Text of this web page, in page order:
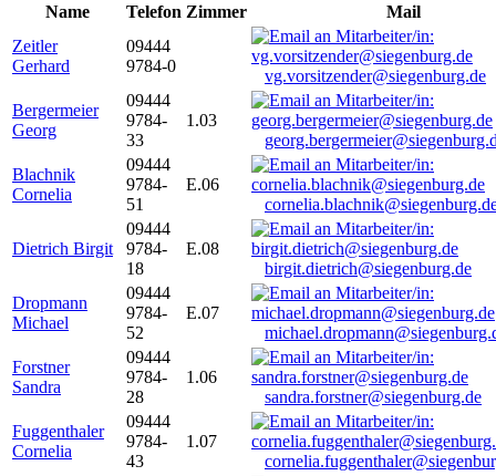
Name
Telefon Zimmer
Mail
Zeitler
Gerhard
09444
9784-0
vg.vorsitzender@siegenburg.de
Bergermeier
Georg
09444
9784-
33
1.03
Blachnik
Cornelia
09444
9784-
51
E.06
Dietrich Birgit
09444
9784-
18
E.08
birgit.dietrich@siegenburg.de
Dropmann
Michael
09444
9784-
52
E.07
Forstner
Sandra
09444
9784-
28
1.06
sandra.forstner@siegenburg.de
Fuggenthaler
Cornelia
09444
9784-
43
1.07